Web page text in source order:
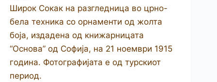
Широк Сокак на разгледница во црно-
бела техника со орнаменти од жолта
боја, издадена од книжарницата
“Основа” од Софија, на 21 ноември 1915
година. Фотографијата е од турскиот
период.